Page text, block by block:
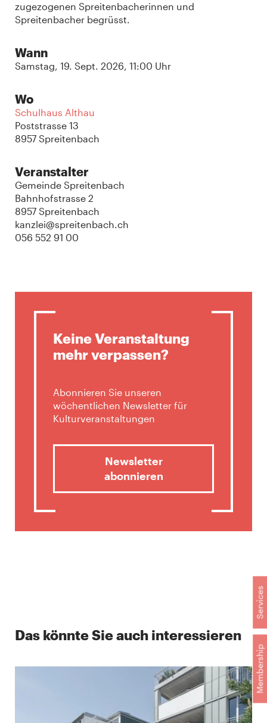
Membership
Services
zugezogenen Spreitenbacherinnen und
Spreitenbacher begrüsst.
Wann
Samstag, 19. Sept. 2026, 11:00 Uhr
Wo
Schulhaus Althau
Poststrasse 13
8957 Spreitenbach
Veranstalter
Gemeinde Spreitenbach
Bahnhofstrasse 2
8957 Spreitenbach
kanzlei@spreitenbach.ch
056 552 91 00
Keine Veranstaltung
mehr verpassen?
Abonnieren Sie unseren
wöchentlichen Newsletter für
Kulturveranstaltungen
Newsletter
abonnieren
Das könnte Sie auch interessieren